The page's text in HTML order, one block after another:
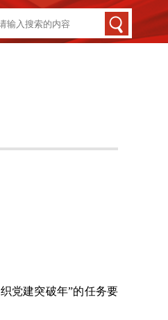
党建突破年”的任务要